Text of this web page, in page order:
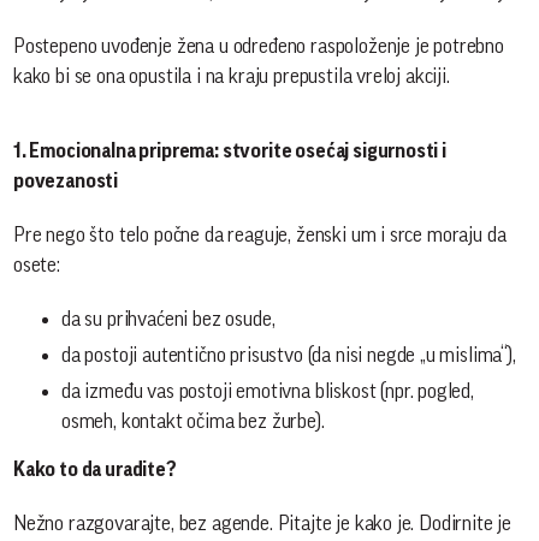
Postepeno uvođenje žena u određeno raspoloženje je potrebno
kako bi se ona opustila i na kraju prepustila vreloj akciji.
1. Emocionalna priprema: stvorite osećaj sigurnosti i
povezanosti
Pre nego što telo počne da reaguje, ženski um i srce moraju da
osete:
da su prihvaćeni bez osude,
da postoji autentično prisustvo (da nisi negde „u mislima“),
da između vas postoji emotivna bliskost (npr. pogled,
osmeh, kontakt očima bez žurbe).
Kako to da uradite?
Nežno razgovarajte, bez agende. Pitajte je kako je. Dodirnite je